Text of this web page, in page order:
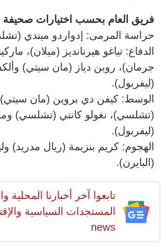
فريق العام بحسب اختيارات صحيفة
حراسة المرمى: إدواردو ميندي
الدفاع: تياغو هيرنانديز (ميلان)،
جرمان)، روبن دياز (مان سيتي)
(ليفربول).
الوسط: كيفن دي بروين (مان
(تشلسي)، نغولو كانتي (تشلسي)
(ليفربول).
الهجوم: كريم بنزيمة (ريال مدريد)
(البايرن).
تابعوا آخر أخبارنا المحلية
news